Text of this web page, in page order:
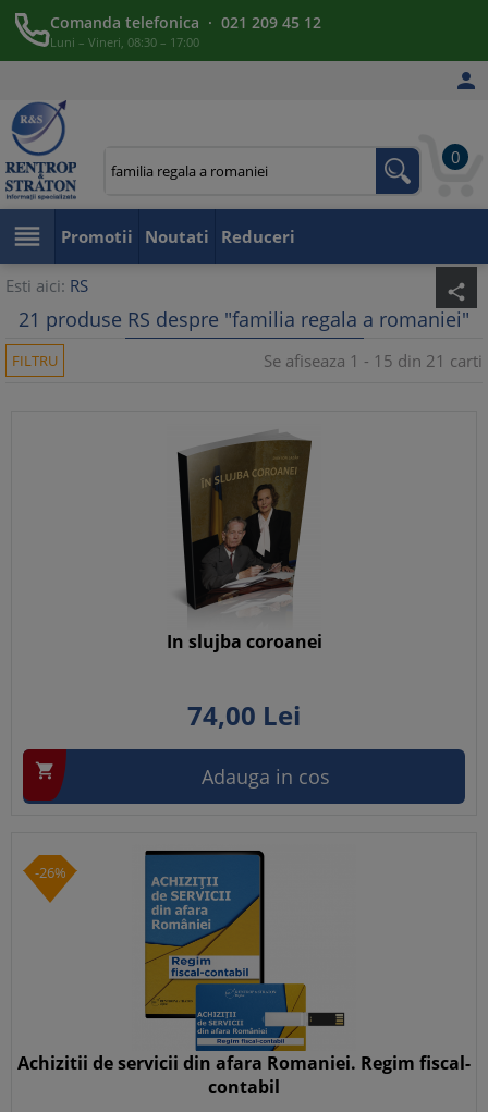
Comanda telefonica · 021 209 45 12
Luni – Vineri, 08:30 – 17:00

0
 Promotii Noutati Reduceri
Esti aici: RS share
21 produse RS despre "familia regala a romaniei"
FILTRU Se afiseaza 1 - 15 din 21 carti
In slujba coroanei
74,00 Lei
 Adauga in cos
-26%
Achizitii de servicii din afara Romaniei. Regim fiscal-
contabil